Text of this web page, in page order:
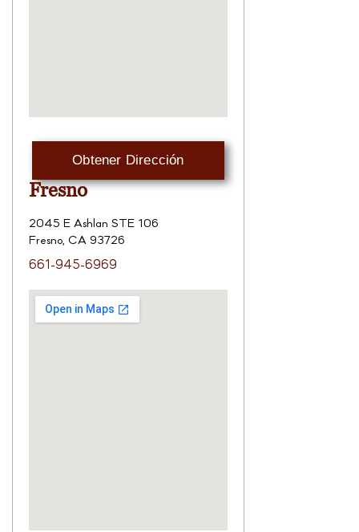
Obtener Dirección
Fresno
2045 E Ashlan STE 106
Fresno, CA 93726
661-945-6969